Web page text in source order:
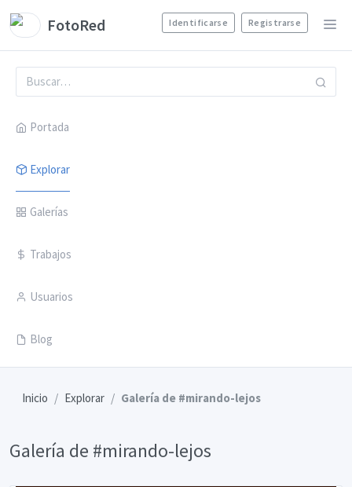
FotoRed Identificarse Registrarse
Portada
Explorar
Galerías
Trabajos
Usuarios
Blog
Inicio Explorar Galería de #mirando-lejos
Galería de #mirando-lejos